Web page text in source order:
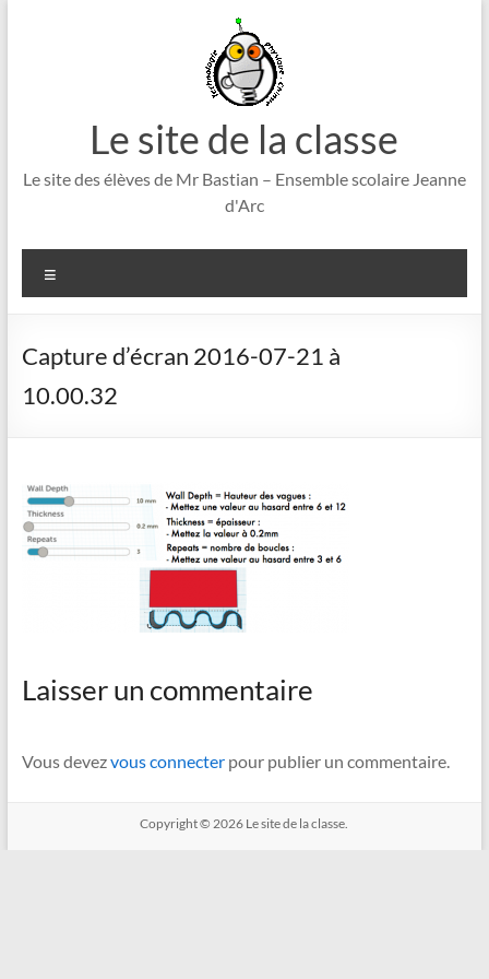
Le site de la classe
Le site des élèves de Mr Bastian – Ensemble scolaire Jeanne
d'Arc
Capture d’écran 2016-07-21 à
10.00.32
Laisser un commentaire
Vous devezvous connecterpour publier un commentaire.
Copyright © 2026 Le site de la classe.